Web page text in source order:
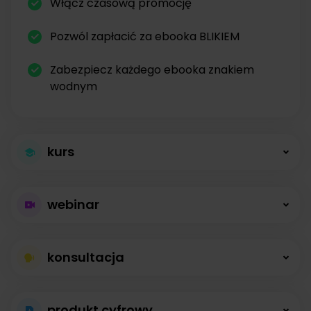
Pozwól zapłacić za ebooka BLIKIEM
Zabezpiecz każdego ebooka znakiem
wodnym
kurs
kursów
Kursy online z modułami, lekcjami, nagraniami i
opisami dostępne od zaraz.
webinar
bez limitów
konsultacja